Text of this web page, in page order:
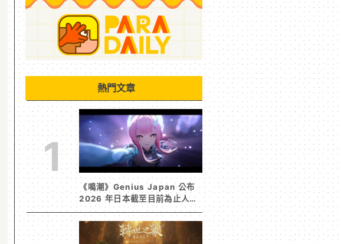
熱門文章
1
《鳴潮》Genius Japan 公布
2026 年日本截至目前為止人氣
歌單《遠航星的告別》&《自無
垠處歸航之星》入榜